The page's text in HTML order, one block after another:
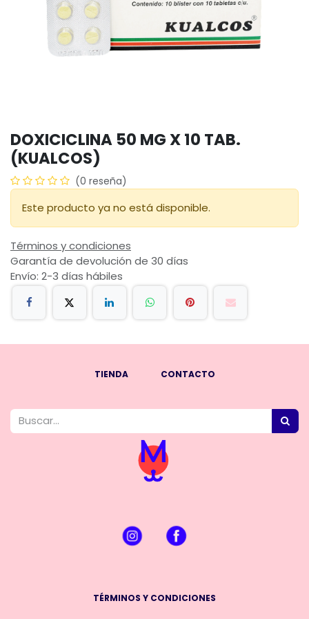
DOXICICLINA 50 MG X 10 TAB.
(KUALCOS)
(0 reseña)
Este producto ya no está disponible.
Términos y condiciones
Garantía de devolución de 30 días
Envío: 2-3 días hábiles
TIENDA CONTACTO
TÉRMINOS Y CONDICIONES